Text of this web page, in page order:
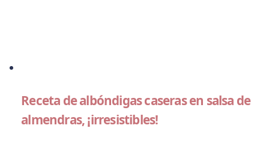
Receta de albóndigas caseras en salsa de
almendras, ¡irresistibles!